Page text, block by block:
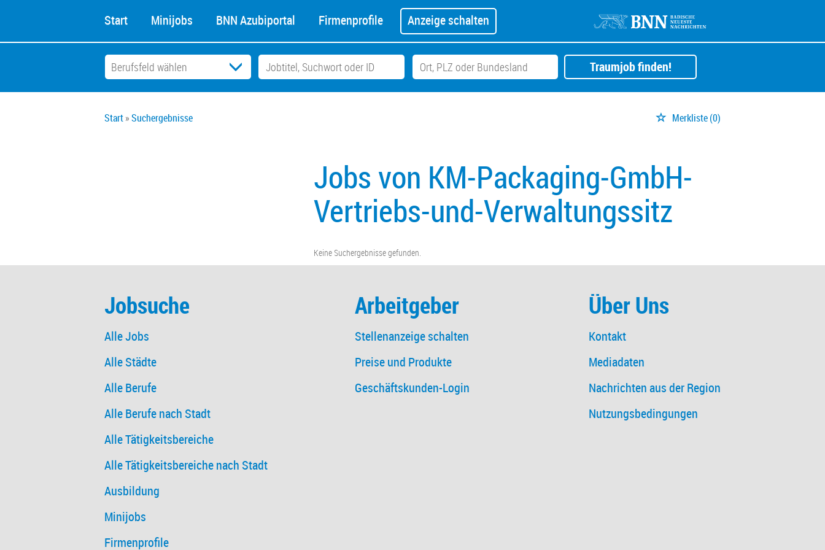
Start Minijobs BNN Azubiportal Firmenprofile Anzeige schalten
Traumjob finden!
Start Suchergebnisse Merkliste(0)
Jobs von KM-Packaging-GmbH-
Vertriebs-und-Verwaltungssitz
Keine Suchergebnisse gefunden.
Jobsuche
Alle Jobs
Alle Städte
Alle Berufe
Alle Berufe nach Stadt
Alle Tätigkeitsbereiche
Alle Tätigkeitsbereiche nach Stadt
Ausbildung
Minijobs
Firmenprofile
Arbeitgeber
Stellenanzeige schalten
Preise und Produkte
Geschäftskunden-Login
Über Uns
Kontakt
Mediadaten
Nachrichten aus der Region
Nutzungsbedingungen